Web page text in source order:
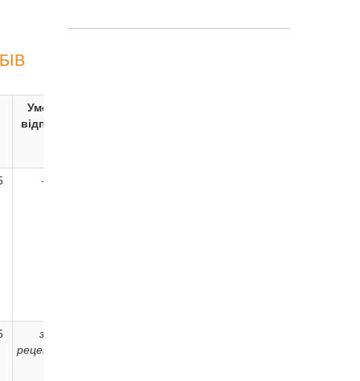
Умови
відпуску
–
за
рецептом